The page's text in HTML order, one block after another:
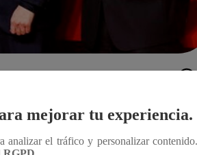
forman equipo como Batman y
mejorar tu experiencia.
analizar el tráfico y personalizar